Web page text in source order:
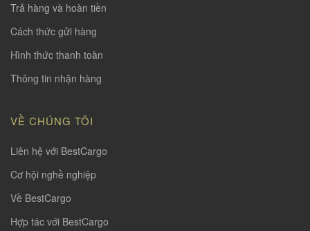
Trả hàng và hoàn tiền
Cách thức gửi hàng
Hình thức thanh toàn
Thông tin nhận hàng
VỀ CHÚNG TÔI
Liên hệ với BestCargo
Cơ hội nghề nghiệp
Về BestCargo
Hợp tác với BestCargo